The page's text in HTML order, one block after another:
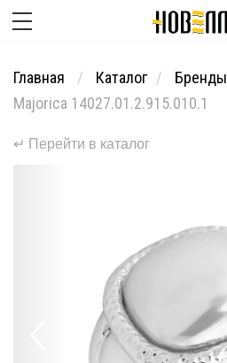
Главная Каталог Бренды
Majorica 14027.01.2.915.010.1
↵ Перейти в каталог